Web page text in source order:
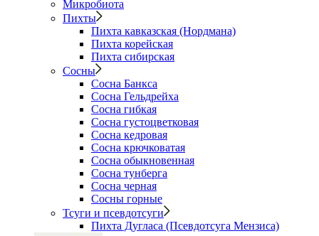
Микробиота
Пихты
Пихта кавказская (Нордмана)
Пихта корейская
Пихта сибирская
Сосны
Сосна Банкса
Сосна Гельдрейха
Сосна гибкая
Сосна густоцветковая
Сосна кедровая
Сосна крючковатая
Сосна обыкновенная
Сосна тунберга
Сосна черная
Сосны горные
Тсуги и псевдотсуги
Пихта Дугласа (Псевдотсуга Мензиса)